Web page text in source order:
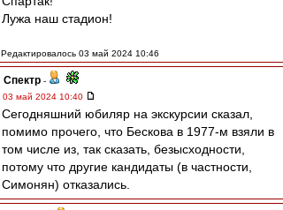
Лужа наш стадион!
Редактировалось 03 май 2024 10:46
Спектр -
03 май 2024 10:40
Сегодняшний юбиляр на экскурсии сказал,
помимо прочего, что Бескова в 1977-м взяли в
том числе из, так сказать, безысходности,
потому что другие кандидаты (в частности,
Симонян) отказались.